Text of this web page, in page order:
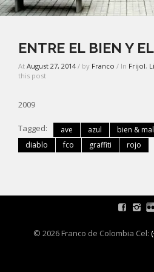
ENTRE EL BIEN Y
At August 27, 2014/ by Franco / In Frijol,
this post
2009
Tagged: ave azul bien & mal
diablo
fco graffiti rojo
© 2026 Franco de Colombia Cel: